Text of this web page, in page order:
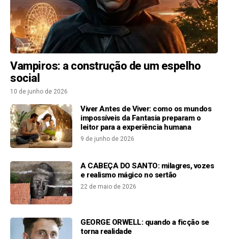
Vampiros: a construção de um espelho
social
10 de junho de 2026
Viver Antes de Viver: como os mundos
impossíveis da Fantasia preparam o
leitor para a experiência humana
9 de junho de 2026
A CABEÇA DO SANTO: milagres, vozes
e realismo mágico no sertão
22 de maio de 2026
GEORGE ORWELL: quando a ficção se
torna realidade